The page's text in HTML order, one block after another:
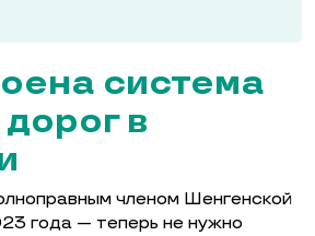
система
в
членом Шенгенской
года — теперь не нужно